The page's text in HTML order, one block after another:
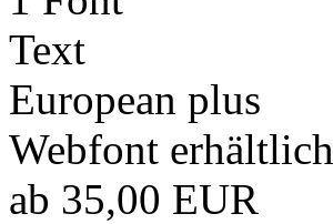
Text
European plus
Webfont erhältlich
ab 35,00 EUR